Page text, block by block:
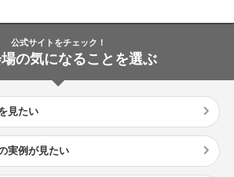
公式サイトをチェック！
の気になることを選ぶ
見たい
実例が見たい